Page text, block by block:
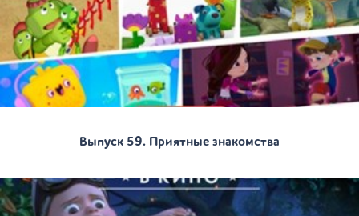
Выпуск 59. Приятные знакомства